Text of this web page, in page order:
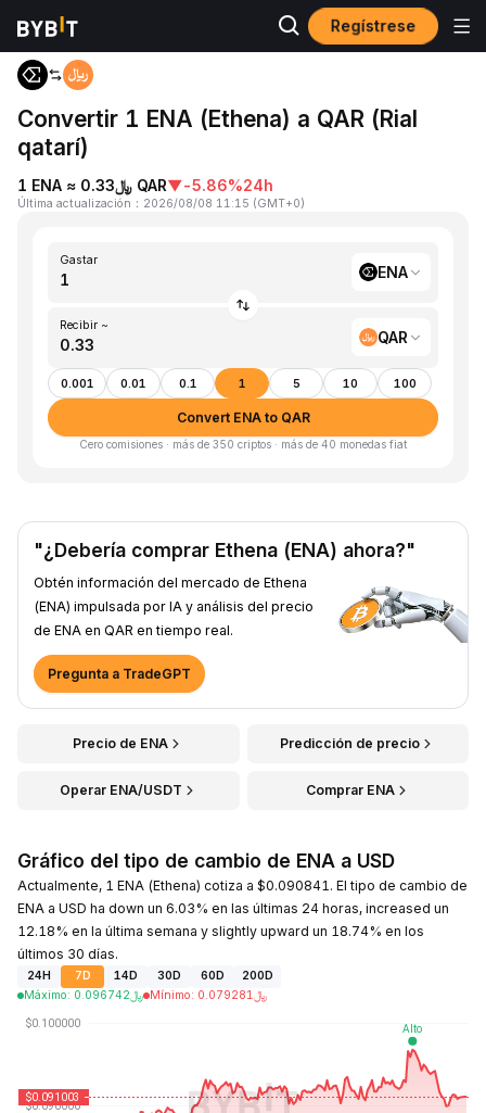
Regístrese
Inicio ENA to QAR
Convertir 1 ENA (Ethena) a QAR (Rial
qatarí)
1 ENA ≈ ﷼0.33 QAR▼-5.86%24h
Última actualización ： 2026/08/08 11:15 (GMT+0)
Gastar
ENA
Recibir ~
QAR
0.001 0.01 0.1 1 5 10 100
Convert ENA to QAR
Cero comisiones · más de 350 criptos · más de 40 monedas fiat
"¿Debería comprar Ethena (ENA) ahora?"
Obtén información del mercado de Ethena
(ENA) impulsada por IA y análisis del precio
de ENA en QAR en tiempo real.
Pregunta a TradeGPT
Precio de ENA Predicción de precio
Operar ENA/USDT Comprar ENA
Gráfico del tipo de cambio de ENA a USD
Actualmente, 1 ENA (Ethena) cotiza a $0.090841. El tipo de cambio de
ENA a USD ha down un 6.03% en las últimas 24 horas, increased un
12.18% en la última semana y slightly upward un 18.74% en los
últimos 30 días.
24H 7D 14D 30D 60D
200D
Máximo: ﷼0.096742 Mínimo: ﷼ 0.079281